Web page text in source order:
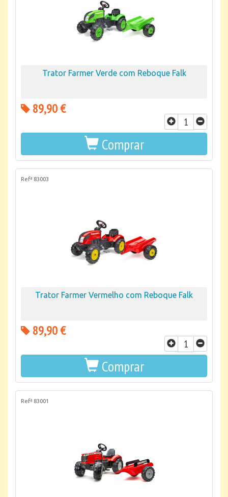
Trator Farmer Verde com Reboque Falk
89,90 €
Comprar
Refª 83003
Trator Farmer Vermelho com Reboque Falk
89,90 €
Comprar
Refª 83001